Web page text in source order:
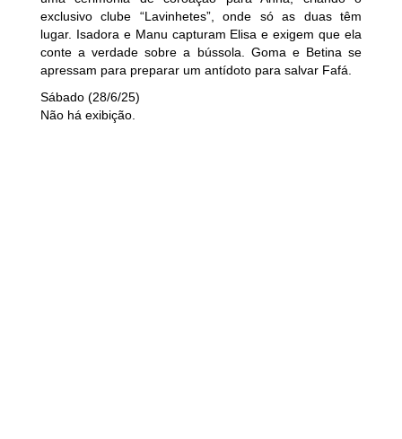
exclusivo clube “Lavinhetes”, onde só as duas têm
lugar. Isadora e Manu capturam Elisa e exigem que ela
conte a verdade sobre a bússola. Goma e Betina se
apressam para preparar um antídoto para salvar Fafá.
Sábado (28/6/25)
Não há exibição.